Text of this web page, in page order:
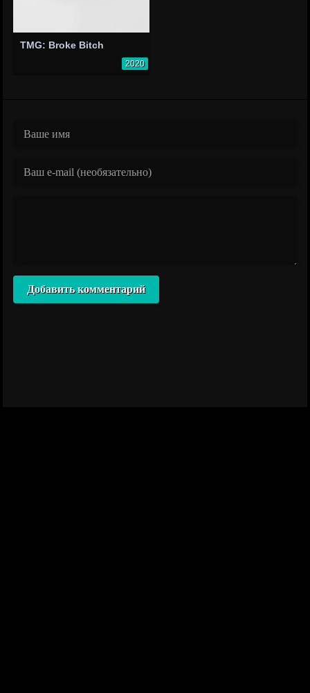
TMG: Broke Bitch
2020
Добавить комментарий